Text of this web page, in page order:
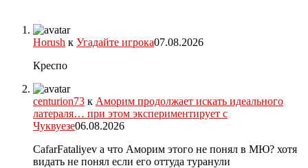
Horush к Угадайте игрока07.08.2026
Креспо
centurion73 к Аморим продолжает искать идеального
латераля… при этом экспериментирует с
Чуквуезе06.08.2026
CafarFataliyev а что Аморим этого не понял в МЮ? хотя
видать не понял если его оттуда туранули